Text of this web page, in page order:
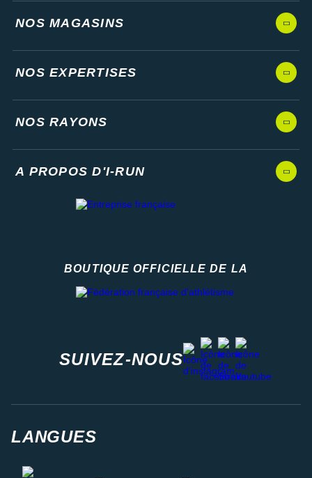
NOS MAGASINS
NOS EXPERTISES
NOS RAYONS
A PROPOS D'I-RUN
BOUTIQUE OFFICIELLE DE LA
SUIVEZ-NOUS
instagram
facebook
stravayoutube
LANGUES